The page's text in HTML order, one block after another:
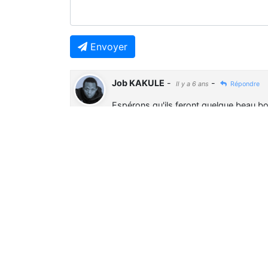
Envoyer
Job KAKULE - Il y a 6 ans - Répondre
Espérons qu'ils feront quelque beau